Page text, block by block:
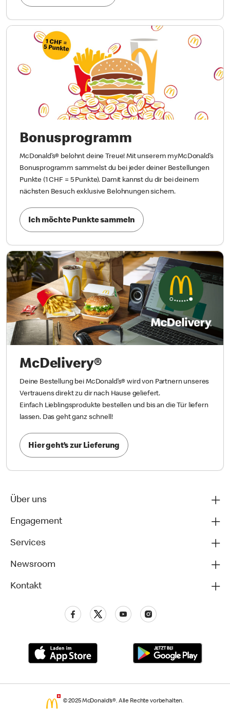
Bonusprogramm
McDonald’s® belohnt deine Treue! Mit unserem myMcDonald’s
Bonusprogramm sammelst du bei jeder deiner Bestellungen
Punkte (1 CHF = 5 Punkte). Damit kannst du dir bei deinem
nächsten Besuch exklusive Belohnungen sichern.
Ich möchte Punkte sammeln
McDelivery®
Deine Bestellung bei McDonald’s® wird von Partnern unseres
Vertrauens direkt zu dir nach Hause geliefert.
Einfach Lieblingsprodukte bestellen und bis an die Tür liefern
lassen. Das geht ganz schnell!
Hier geht’s zur Lieferung
Über uns
Engagement
Services
Newsroom
Kontakt
© 2025 McDonald’s®. Alle Rechte vorbehalten.